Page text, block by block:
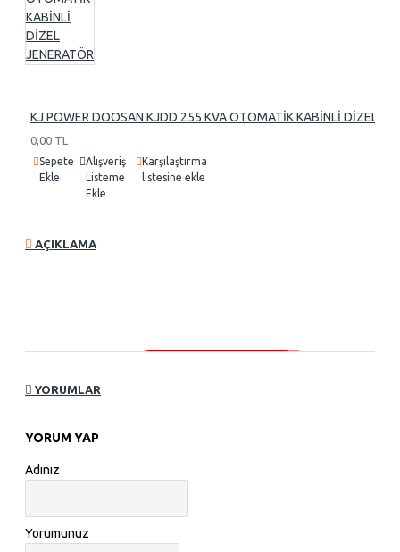
KJ POWER DOOSAN KJDD 255 KVA OTOMATİK KABİNLİ DİZEL
0,00 TL
Sepete
Ekle
Alışveriş
Listeme
Ekle
Karşılaştırma
listesine ekle
AÇIKLAMA
YORUMLAR
YORUM YAP
Adınız
Yorumunuz